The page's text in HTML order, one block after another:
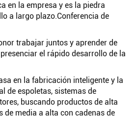
en la empresa y es la piedra
a largo plazo.Conferencia de
trabajar juntos y aprender de
el rápido desarrollo de la
en la fabricación inteligente y la
de espoletas, sistemas de
buscando productos de alta
de media a alta con cadenas de